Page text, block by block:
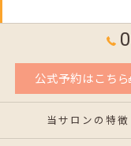
公式予約はこちら
当サロンの特徴